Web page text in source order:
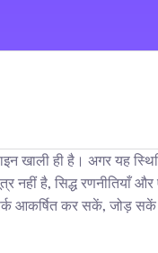
खाली ही है। अगर यह
है, सिद्ध रणनीतियाँ
आकर्षित कर सकें, जोड़ सकें